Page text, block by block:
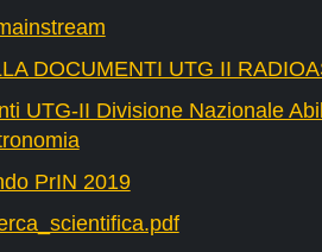
DOCUMENTI UTG II
UTG-II Divisione Nazionale
PrIN 2019